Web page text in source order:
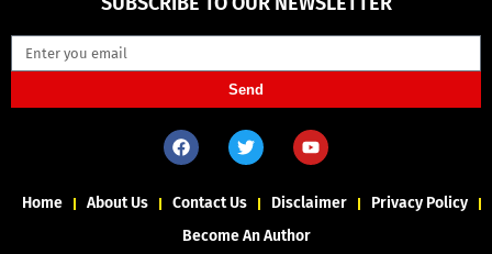
Send
Home About Us Contact Us Disclaimer
Privacy Policy
Become An Author